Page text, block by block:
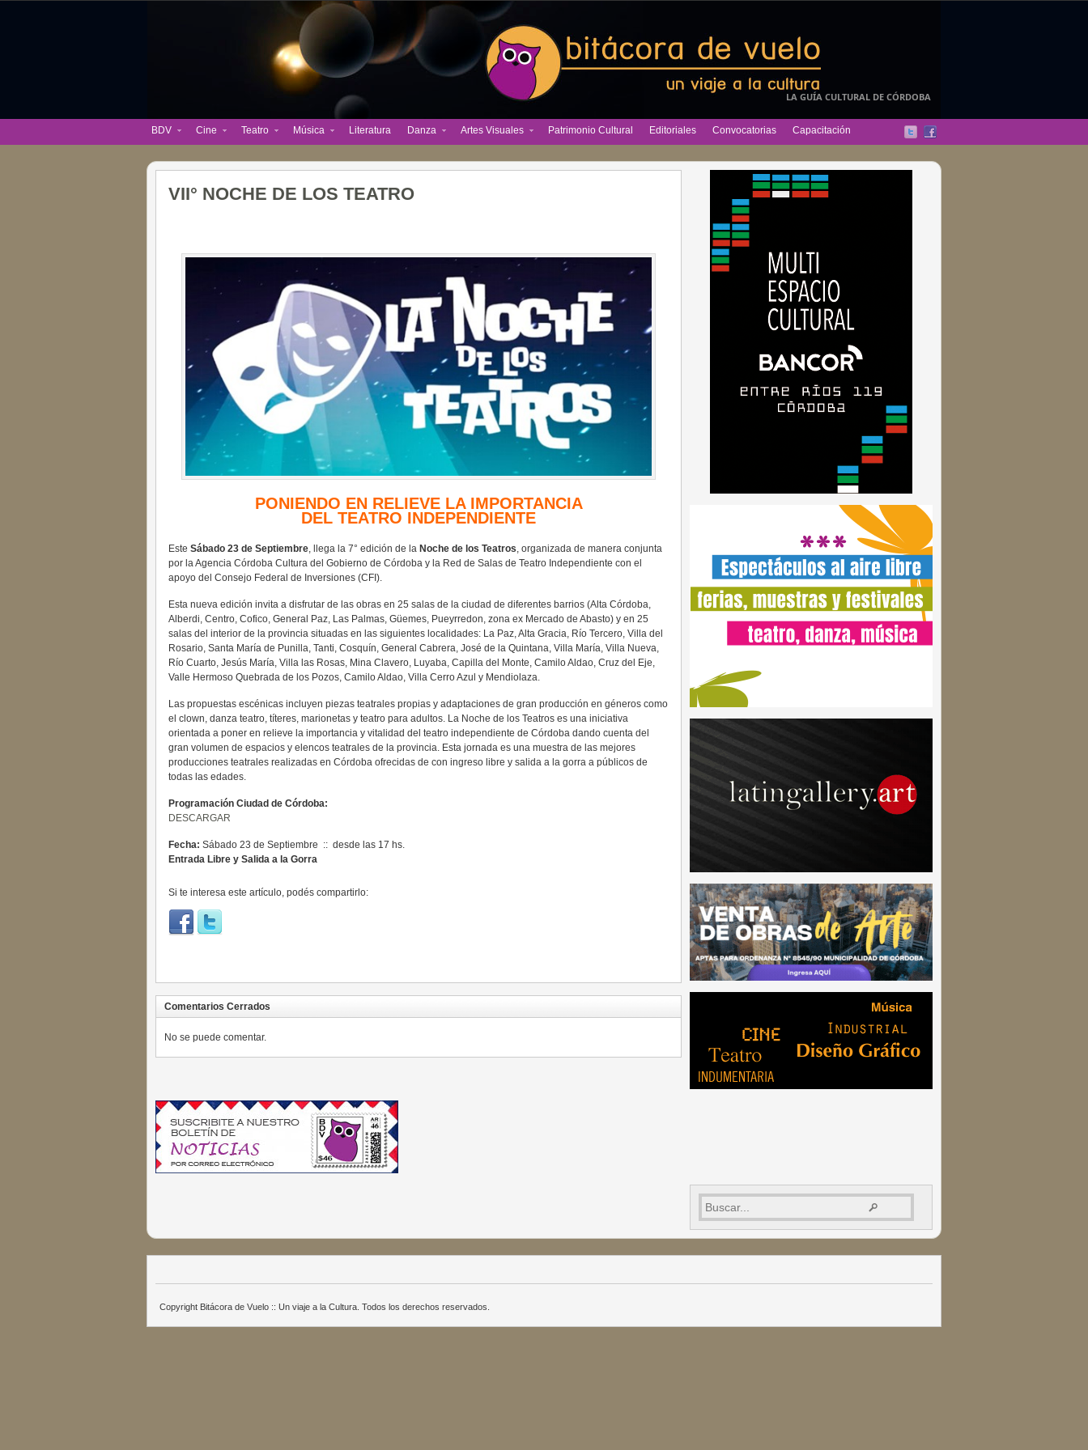
LA GUÍA CULTURAL DE CÓRDOBA
BDV Cine Teatro Música Literatura Danza Artes Visuales Patrimonio Cultural Editoriales Convocatorias Capacitación
VII° NOCHE DE LOS TEATRO
PONIENDO EN RELIEVE LA IMPORTANCIA
DEL TEATRO INDEPENDIENTE
Este Sábado 23 de Septiembre, llega la 7° edición de la Noche de los Teatros, organizada de manera conjunta
por la Agencia Córdoba Cultura del Gobierno de Córdoba y la Red de Salas de Teatro Independiente con el
apoyo del Consejo Federal de Inversiones (CFI).
Esta nueva edición invita a disfrutar de las obras en 25 salas de la ciudad de diferentes barrios (Alta Córdoba,
Alberdi, Centro, Cofico, General Paz, Las Palmas, Güemes, Pueyrredon, zona ex Mercado de Abasto) y en 25
salas del interior de la provincia situadas en las siguientes localidades: La Paz, Alta Gracia, Río Tercero, Villa del
Rosario, Santa María de Punilla, Tanti, Cosquín, General Cabrera, José de la Quintana, Villa María, Villa Nueva,
Río Cuarto, Jesús María, Villa las Rosas, Mina Clavero, Luyaba, Capilla del Monte, Camilo Aldao, Cruz del Eje,
Valle Hermoso Quebrada de los Pozos, Camilo Aldao, Villa Cerro Azul y Mendiolaza.
Las propuestas escénicas incluyen piezas teatrales propias y adaptaciones de gran producción en géneros como
el clown, danza teatro, títeres, marionetas y teatro para adultos. La Noche de los Teatros es una iniciativa
orientada a poner en relieve la importancia y vitalidad del teatro independiente de Córdoba dando cuenta del
gran volumen de espacios y elencos teatrales de la provincia. Esta jornada es una muestra de las mejores
producciones teatrales realizadas en Córdoba ofrecidas de con ingreso libre y salida a la gorra a públicos de
todas las edades.
Programación Ciudad de Córdoba:
DESCARGAR
Fecha: Sábado 23 de Septiembre :: desde las 17 hs.
Entrada Libre y Salida a la Gorra
Si te interesa este artículo, podés compartirlo:
Comentarios Cerrados
No se puede comentar.
Copyright Bitácora de Vuelo :: Un viaje a la Cultura. Todos los derechos reservados.